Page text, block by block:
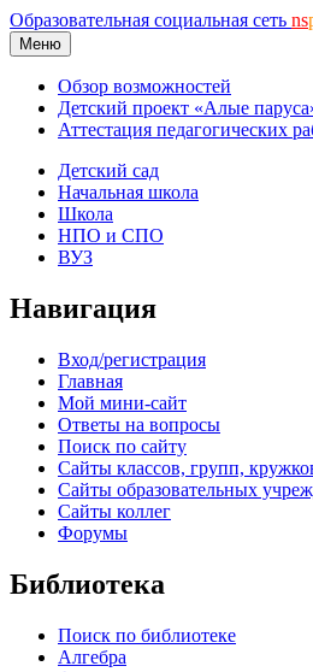
Образовательная социальная сеть ns
Меню
Обзор возможностей
Детский проект «Алые
Аттестация педагогических
Детский сад
Начальная школа
Школа
НПО и СПО
ВУЗ
Навигация
Вход/регистрация
Главная
Мой мини-сайт
Ответы на вопросы
Поиск по сайту
Сайты классов, групп,
Сайты образовательных
Сайты коллег
Форумы
Библиотека
Поиск по библиотеке
Алгебра